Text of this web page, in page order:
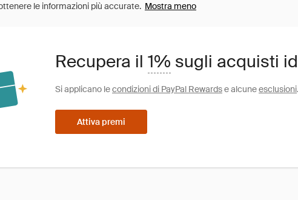
Mostra meno
Recupera il 1% sugli acquisti
Si applicano lecondizioni di PayPal Rewardse alcuneesclusioni.
Attiva premi